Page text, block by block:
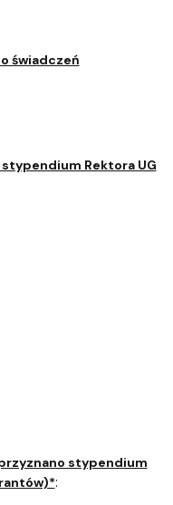
świadczeń
Rektora UG
stypendium
: